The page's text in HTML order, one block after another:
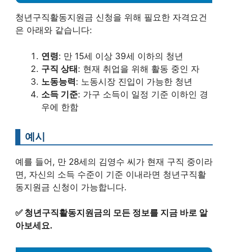
청년구직활동지원금 신청을 위해 필요한 자격요건
은 아래와 같습니다:
연령: 만 15세 이상 39세 이하의 청년
구직 상태: 현재 취업을 위해 활동 중인 자
노동능력: 노동시장 진입이 가능한 청년
소득 기준: 가구 소득이 일정 기준 이하인 경
우에 한함
예시
예를 들어, 만 28세의 김영수 씨가 현재 구직 중이라
면, 자신의 소득 수준이 기준 이내라면 청년구직활
동지원금 신청이 가능합니다.
✅ 청년구직활동지원금의 모든 정보를 지금 바로 알
아보세요.